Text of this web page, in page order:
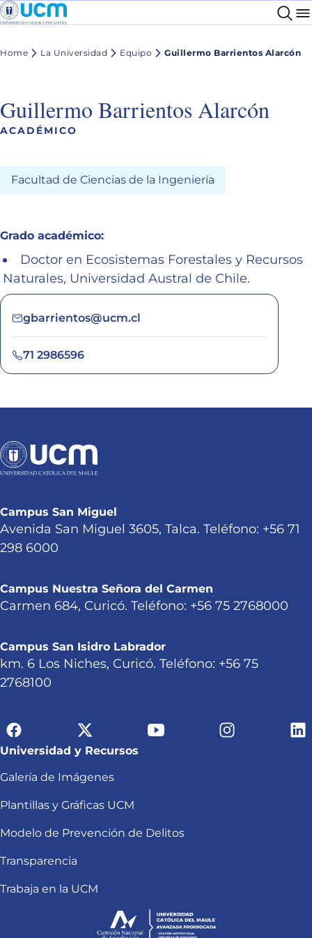
Home La Universidad Equipo Guillermo Barrientos Alarcón
Guillermo Barrientos Alarcón
ACADÉMICO
Facultad de Ciencias de la Ingeniería
Grado académico:
Doctor en Ecosistemas Forestales y Recursos
Naturales, Universidad Austral de Chile.
gbarrientos@ucm.cl
71 2986596
Campus San Miguel
Avenida San Miguel 3605, Talca. Teléfono: +56 71
298 6000
Campus Nuestra Señora del Carmen
Carmen 684, Curicó. Teléfono: +56 75 2768000
Campus San Isidro Labrador
km. 6 Los Niches, Curicó. Teléfono: +56 75
2768100
Universidad y Recursos
Galería de Imágenes
Plantillas y Gráficas UCM
Modelo de Prevención de Delitos
Transparencia
Trabaja en la UCM